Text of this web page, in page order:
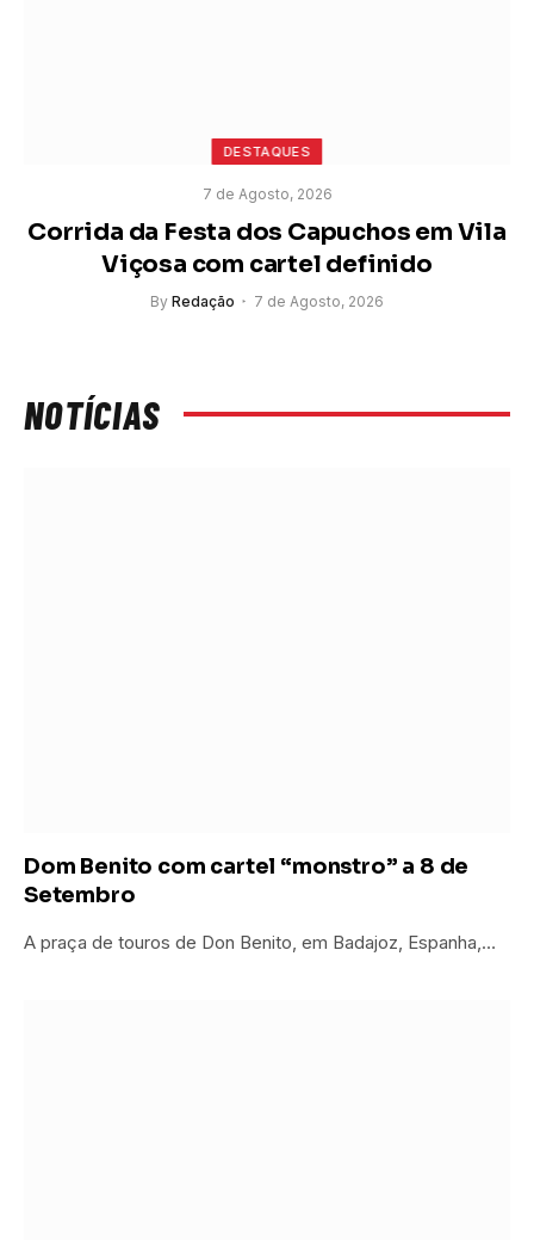
DESTAQUES
7 de Agosto, 2026
Corrida da Festa dos Capuchos em Vila
Viçosa com cartel definido
By Redação 7 de Agosto, 2026
NOTÍCIAS
Dom Benito com cartel “monstro” a 8 de
Setembro
A praça de touros de Don Benito, em Badajoz, Espanha,…